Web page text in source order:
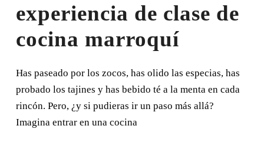
experiencia de clase de
cocina marroquí
Has paseado por los zocos, has olido las especias, has
probado los tajines y has bebido té a la menta en cada
rincón. Pero, ¿y si pudieras ir un paso más allá?
Imagina entrar en una cocina